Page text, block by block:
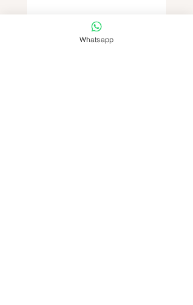
Whatsapp